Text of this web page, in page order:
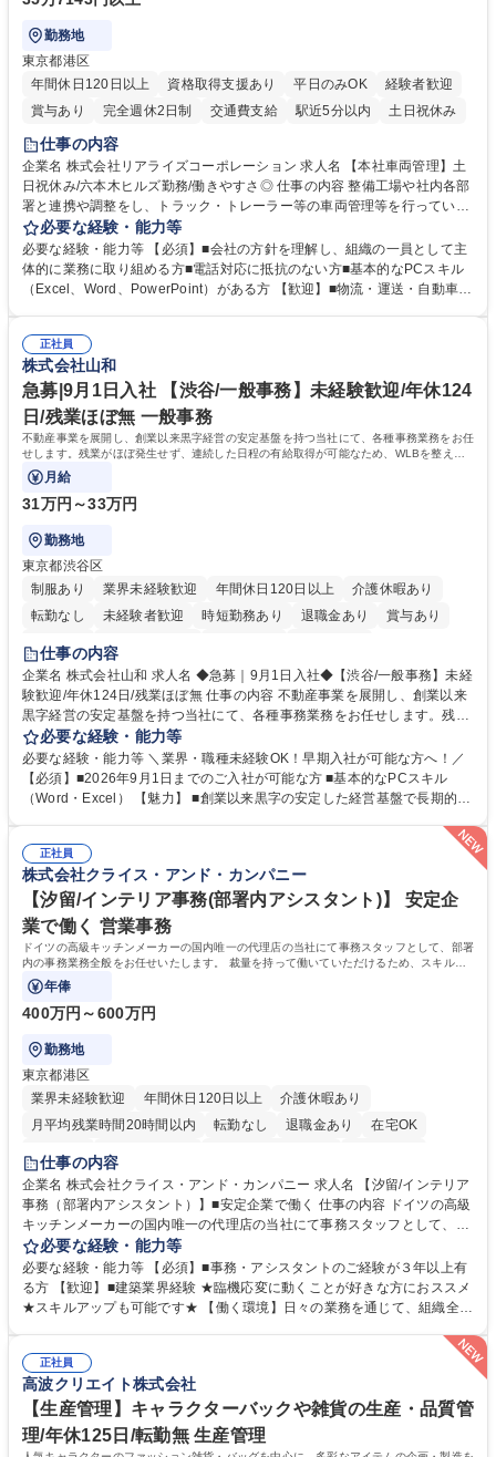
勤務地
東京都港区
年間休日120日以上
資格取得支援あり 平日のみOK
経験者歓迎
賞与あり
完全週休2日制 交通費支給 駅近5分以内 土日祝休み
仕事の内容
企業名 株式会社リアライズコーポレーション 求人名 【本社車両管理】土
日祝休み/六本木ヒルズ勤務/働きやすさ◎ 仕事の内容 整備工場や社内各部
署と連携や調整をし、トラック・トレーラー等の車両管理等を行っていた
だきます。※営業所：主にお客様から返却された車両を速やかにメンテナ
ンスし、次のお客様にお貸し出しするための拠点 【具体的には】■整備工
場への整備発注・入出庫調整、社内各部署との連携・調整■車両の入出庫
スケジュール管理■返却車両の整備に関する調査・進捗管理等※弊社事業
木ヒルズ）になります。 ※毎週土日しっかり休める週休2日制です。 募集
職種 【本社車両管理】土日祝休み/六本木ヒルズ勤務/働きやすさ◎
必要な経験・能力等
必要な経験・能力等 【必須】■会社の方針を理解し、組織の一員として主
体的に業務に取り組める方■電話対応に抵抗のない方■基本的なPCスキル
（Excel、Word、PowerPoint）がある方 【歓迎】■物流・運送・自動車・
コストマネジメント能力：整備工場からの修理費の見積もりを精査し、無
駄なコストを見極めるため、経営的視点での数字感覚が身につきます。■
期日・進捗管理能力：リース開始日や車検のタイミング等を管理し調整す
る力が身に付きます。 学歴・資格 学歴：大学院 大学 語学力： 資格：
正社員
株式会社山和
急募|9月1日入社 【渋谷/一般事務】未経験歓迎/年休124
日/残業ほぼ無 一般事務
不動産事業を展開し、創業以来黒字経営の安定基盤を持つ当社にて、各種事務業務をお任
せします。残業がほぼ発生せず、連続した日程の有給取得が可能なため、WLBを整えた
い方にお勧めの環境です！
月給
31万円～33万円
勤務地
東京都渋谷区
制服あり
業界未経験歓迎 年間休日120日以上
介護休暇あり
転勤なし
未経験者歓迎 時短勤務あり 退職金あり
賞与あり
育休あり
完全週休2日制
仕事の内容
企業名 株式会社山和 求人名 ◆急募｜9月1日入社◆【渋谷/一般事務】未経
験歓迎/年休124日/残業ほぼ無 仕事の内容 不動産事業を展開し、創業以来
黒字経営の安定基盤を持つ当社にて、各種事務業務をお任せします。残業
がほぼ発生せず、連続した日程の有給取得が可能なため、WLBを整えたい
方にお勧めの環境です！ 入社後はOJTを通じて丁寧に研修を行いますの
で、事務未経験の方でも安心して臨むことができます。 【業務詳細】■電
話・来客対応 ■物件の鍵や社内の備品管理 ■データ入力や書類作成 ■契約
必要な経験・能力等
必要な経験・能力等 ＼業界・職種未経験OK！早期入社が可能な方へ！／
【必須】■2026年9月1日までのご入社が可能な方 ■基本的なPCスキル
（Word・Excel） 【魅力】 ■創業以来黒字の安定した経営基盤で長期的に
両立が可能 ■有給取得を積極的に推奨、年間10日程度の取得実績 ■1ヶ月
のOJTで業務を習得可能、未経験でもしっかりサポート 学歴・資格 学
歴：大学院 大学 高専 短大 語学力： 資格：
正社員
株式会社クライス・アンド・カンパニー
【汐留/インテリア事務(部署内アシスタント)】 安定企
業で働く 営業事務
ドイツの高級キッチンメーカーの国内唯一の代理店の当社にて事務スタッフとして、部署
内の事務業務全般をお任せいたします。 裁量を持って働いていただけるため、スキルア
ップも可能です。
年俸
400万円～600万円
勤務地
東京都港区
業界未経験歓迎
年間休日120日以上
介護休暇あり
月平均残業時間20時間以内
転勤なし 退職金あり
在宅OK
育休あり
完全週休2日制
駅近5分以内
土日祝休み
仕事の内容
企業名 株式会社クライス・アンド・カンパニー 求人名 【汐留/インテリア
事務（部署内アシスタント）】■安定企業で働く 仕事の内容 ドイツの高級
キッチンメーカーの国内唯一の代理店の当社にて事務スタッフとして、部
署内の事務業務全般をお任せいたします。 裁量を持って働いていただける
ため、スキルアップも可能です。 【部署内の事務業務全般】 ■サンプルの
仕分け・整理 ■電話応対 ■書類作成（会議資料、お客様宛請求書、支払書
類を取りまとめて経理へ提出等） ■ショールームアテンド・運営・予約業
インテリア事務（部署内アシスタント）】■安定企業で働く
必要な経験・能力等
必要な経験・能力等 【必須】■事務・アシスタントのご経験が３年以上有
る方 【歓迎】■建築業界経験 ★臨機応変に動くことが好きな方におススメ
★スキルアップも可能です★ 【働く環境】日々の業務を通じて、組織全体
ンスキルや問題解決能力が磨かれ、キャリアアップのチャンスも豊富。チ
ームとの協力や新しいアイデアを活かす場もあり、やりがいを感じながら
働けます。 【歓迎】 ■インテリアの業界のご経験が有る方■PCの作業に慣
れている方 学歴・資格 学歴：大学院 大学 高専 短大 専修学校 語学力： 資
格：
正社員
高波クリエイト株式会社
【生産管理】キャラクターバックや雑貨の生産・品質管
理/年休125日/転勤無 生産管理